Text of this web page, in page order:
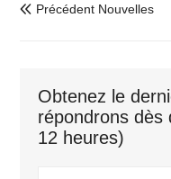
 Précédent Nouvelles
Obtenez le
répondrons dès
12 heures)